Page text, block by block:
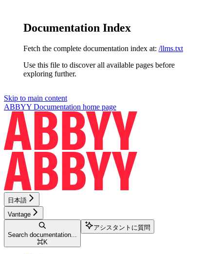
Documentation Index
Fetch the complete documentation index at: /llms.txt
Use this file to discover all available pages before
exploring further.
Skip to main content
ABBYY Documentation home page
日本語
Vantage
Search documentation...
⌘K
アシスタントに質問